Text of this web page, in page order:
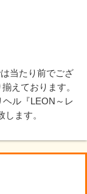
当たり前でござ
えております。
ル『LEON～レ
ます。